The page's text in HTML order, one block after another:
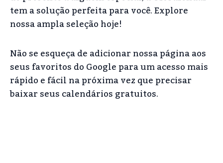
tem a solução perfeita para você. Explore
nossa ampla seleção hoje!
Não se esqueça de adicionar nossa página aos
seus favoritos do Google para um acesso mais
rápido e fácil na próxima vez que precisar
baixar seus calendários gratuitos.